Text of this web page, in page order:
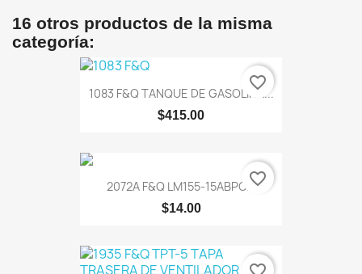
16 otros productos de la misma
categoría:
1083 F&Q TANQUE DE GASOLINA...
$415.00
favorite_border
2072A F&Q LM155-15ABPC...
$14.00
favorite_border